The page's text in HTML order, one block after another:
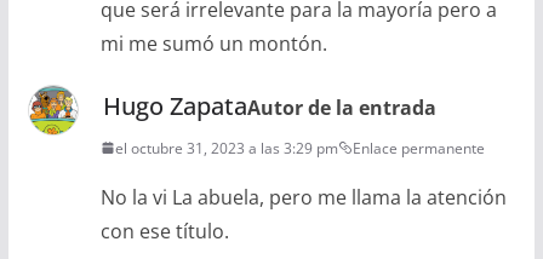
que será irrelevante para la mayoría pero a
mi me sumó un montón.
Hugo ZapataAutor de la entrada
el octubre 31, 2023 a las 3:29 pm Enlace permanente
No la vi La abuela, pero me llama la atención
con ese título.